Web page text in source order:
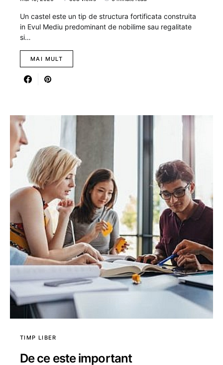
Un castel este un tip de structura fortificata construita
in Evul Mediu predominant de nobilime sau regalitate
si…
MAI MULT
TIMP LIBER
De ce este important